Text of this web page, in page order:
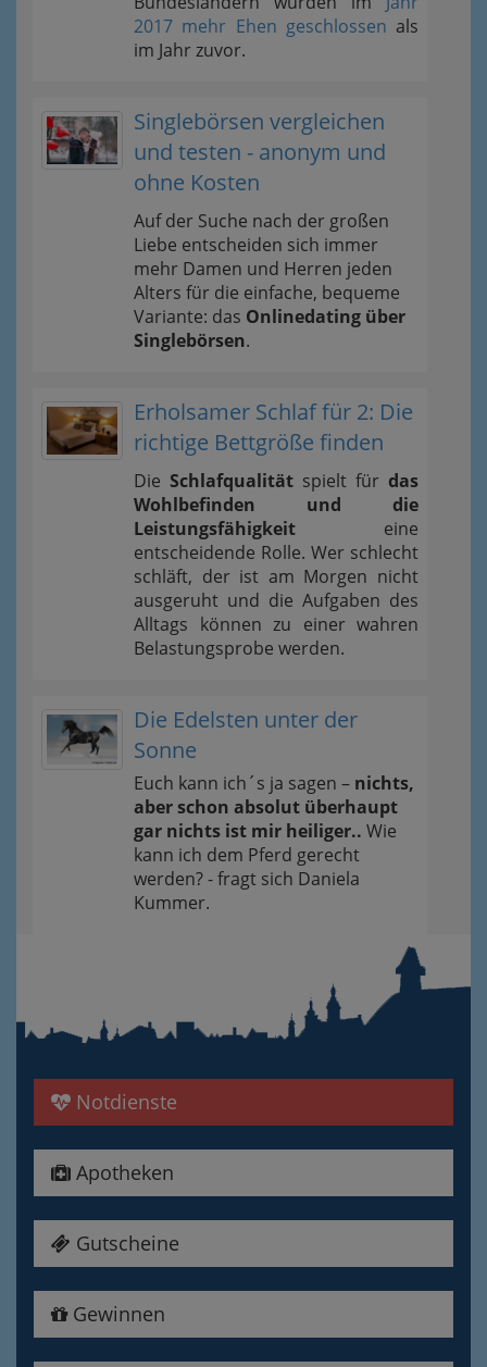
2017 mehr Ehen geschlossen als
im Jahr zuvor.
Singlebörsen vergleichen
und testen - anonym und
ohne Kosten
Auf der Suche nach der großen
Liebe entscheiden sich immer
mehr Damen und Herren jeden
Alters für die einfache, bequeme
Variante: das Onlinedating über
Singlebörsen.
Erholsamer Schlaf für 2: Die
richtige Bettgröße finden
Die Schlafqualität spielt für das
Wohlbefinden und die
Leistungsfähigkeit eine
entscheidende Rolle. Wer schlecht
schläft, der ist am Morgen nicht
ausgeruht und die Aufgaben des
Alltags können zu einer wahren
Belastungsprobe werden.
Die Edelsten unter der
Sonne
Euch kann ich´s ja sagen – nichts,
aber schon absolut überhaupt
gar nichts ist mir heiliger.. Wie
kann ich dem Pferd gerecht
werden? - fragt sich Daniela
Kummer.
Notdienste
Apotheken
Gutscheine
Gewinnen